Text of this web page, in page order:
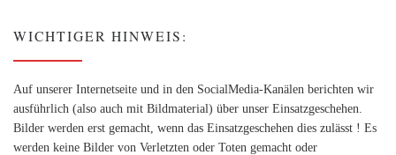
WICHTIGER HINWEIS:
Auf unserer Internetseite und in den SocialMedia-Kanälen berichten wir
ausführlich (also auch mit Bildmaterial) über unser Einsatzgeschehen.
Bilder werden erst gemacht, wenn das Einsatzgeschehen dies zulässt ! Es
werden keine Bilder von Verletzten oder Toten gemacht oder